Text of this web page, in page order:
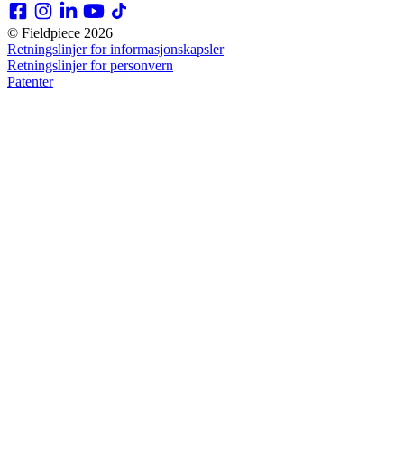
© Fieldpiece 2026
Retningslinjer for informasjonskapsler
Retningslinjer for personvern
Patenter